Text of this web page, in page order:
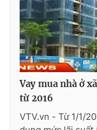
Thị trường 24h
VTV4
VTV9
Liên hệ tòa soạn
Vay mua nhà ở
từ 2016
VTV.vn - Từ 1/1/